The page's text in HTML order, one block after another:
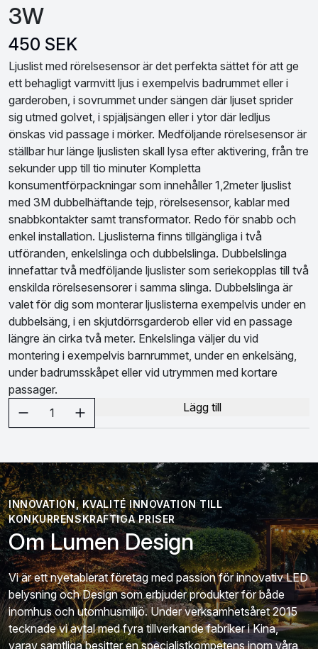
3W
450 SEK
Ljuslist med rörelsesensor är det perfekta sättet för att ge
ett behagligt varmvitt ljus i exempelvis badrummet eller i
garderoben, i sovrummet under sängen där ljuset sprider
sig utmed golvet, i spjäljsängen eller i ytor där ledljus
önskas vid passage i mörker. Medföljande rörelsesensor är
ställbar hur länge ljuslisten skall lysa efter aktivering, från tre
sekunder upp till tio minuter Kompletta
konsumentförpackningar som innehåller 1,2meter ljuslist
med 3M dubbelhäftande tejp, rörelsesensor, kablar med
snabbkontakter samt transformator. Redo för snabb och
enkel installation. Ljuslisterna finns tillgängliga i två
utföranden, enkelslinga och dubbelslinga. Dubbelslinga
innefattar två medföljande ljuslister som seriekopplas till två
enskilda rörelsesensorer i samma slinga. Dubbelslinga är
valet för dig som monterar ljuslisterna exempelvis under en
dubbelsäng, i en skjutdörrsgarderob eller vid en passage
längre än cirka två meter. Enkelslinga väljer du vid
montering i exempelvis barnrummet, under en enkelsäng,
under badrumsskåpet eller vid utrymmen med kortare
passager.
Välj antal1 Lägg till
INNOVATION, KVALITÉ INNOVATION TILL
KONKURRENSKRAFTIGA PRISER
Om Lumen Design
Vi är ett nyetablerat företag med passion för innovativ LED
belysning och Design som erbjuder produkter för både
inomhus och utomhusmiljö. Under verksamhetsåret 2015
tecknade vi avtal med fyra tillverkande fabriker i Kina,
varav samtliga besitter en specialistkompetens inom våra